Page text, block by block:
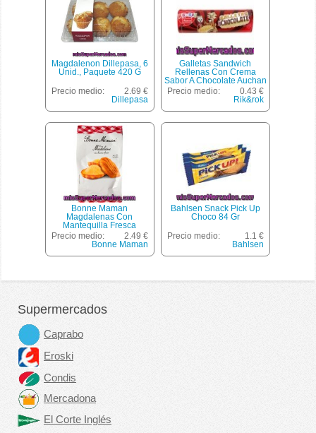
Magdalenon Dillepasa, 6
Unid., Paquete 420 G
Precio medio:
2.69 €
Dillepasa
Galletas Sandwich
Rellenas Con Crema
Sabor A Chocolate Auchan
250 Gramos
Precio medio:
0.43 €
Rik&rok
Bonne Maman
Magdalenas Con
Mantequilla Fresca
Envase 175 G
Precio medio:
2.49 €
Bonne Maman
Bahlsen Snack Pick Up
Choco 84 Gr
Precio medio:
1.1 €
Bahlsen
Supermercados
Caprabo
Eroski
Condis
Mercadona
El Corte Inglés